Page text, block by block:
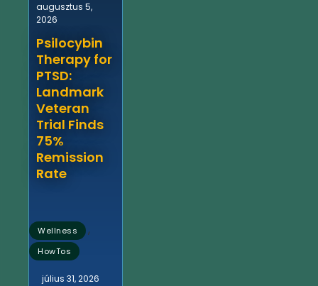
augusztus 5,
2026
Psilocybin
Therapy for
PTSD:
Landmark
Veteran
Trial Finds
75%
Remission
Rate
Wellness ,
HowTos
július 31, 2026